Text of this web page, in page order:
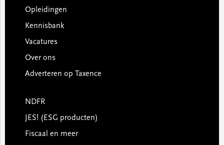
Opleidingen
Kennisbank
Vacatures
Over ons
Adverteren op Taxence
NDFR
JES! (ESG producten)
Fiscaal en meer